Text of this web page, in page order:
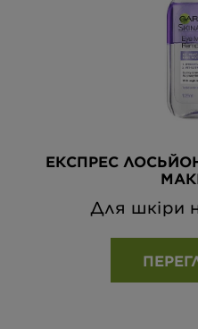
ЕКСПРЕС
Для шкіри